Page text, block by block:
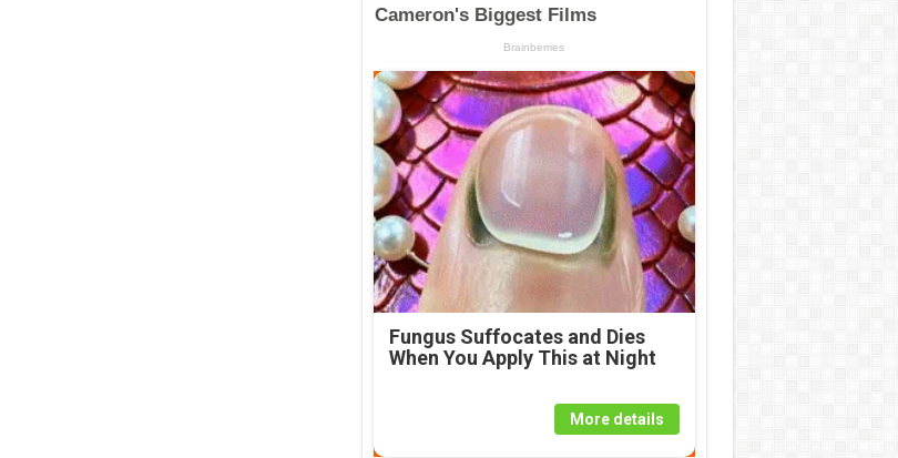
Fungus Suffocates and Dies
When You Apply This at Night
More details